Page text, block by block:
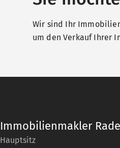
Wir sind Ihr
um den Verkauf Ihrer
Immobilienmakler
Hauptsitz